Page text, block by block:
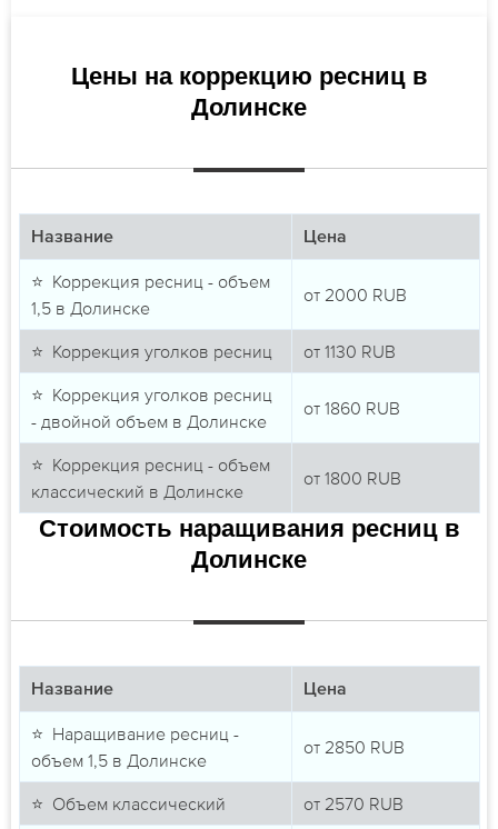
Цены на коррекцию ресниц в
Долинске
Название Цена
⭐ Коррекция ресниц - объем
1,5 в Долинске
от 2000 RUB
⭐ Коррекция уголков ресниц от 1130 RUB
⭐ Коррекция уголков ресниц
- двойной объем в Долинске
от 1860 RUB
⭐ Коррекция ресниц - объем
классический в Долинске
от 1800 RUB
Стоимость наращивания ресниц в
Долинске
Название Цена
⭐ Наращивание ресниц -
объем 1,5 в Долинске
от 2850 RUB
⭐ Объем классический от 2570 RUB